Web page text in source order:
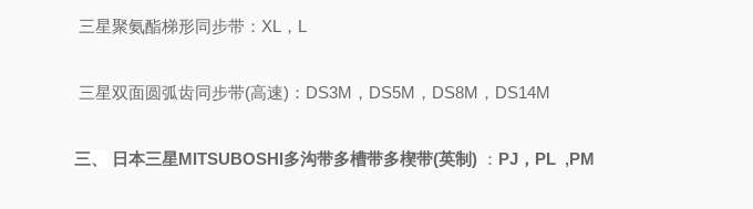
三星聚氨酯梯形同步带： XL，L
三星双面圆弧齿同步带(高速)：DS3M，DS5M，DS8M，DS14M
三、 日本三星MITSUBOSHI多沟带多槽带多楔带(英制) ： PJ，PL ,PM